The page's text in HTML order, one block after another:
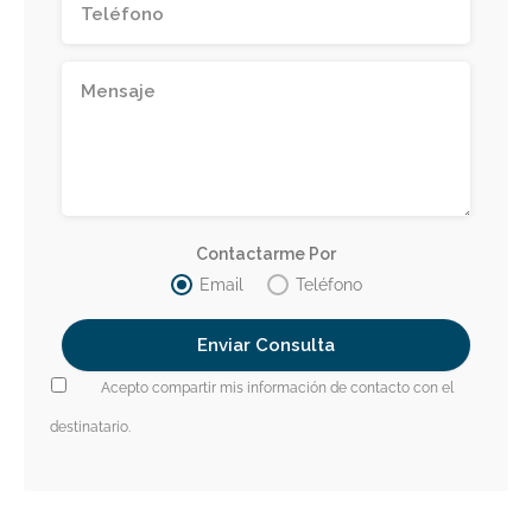
Contactarme Por
Email
Teléfono
Acepto compartir mis información de contacto con el
destinatario.